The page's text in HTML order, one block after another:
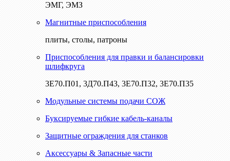
ЭМГ, ЭМЗ
Магнитные приспособления
плиты, столы, патроны
Приспособления для правки и балансировки
шлифкруга
3Е70.П01, 3Д70.П43, 3Е70.П32, 3Е70.П35
Модульные системы подачи СОЖ
Буксируемые гибкие кабель-каналы
Защитные ограждения для станков
Аксессуары & Запасные части